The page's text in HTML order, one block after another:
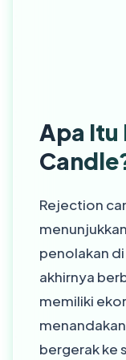
Apa Itu
Rejection
penolakan
akhirnya
memiliki
bergerak ke